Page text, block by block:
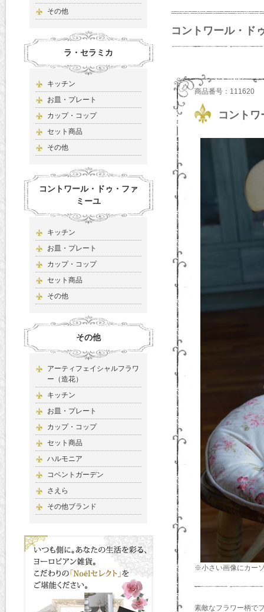
その他
ラ・セラミカ
キッチン
お皿・プレート
カップ・コップ
セット商品
その他
コントワール・ドゥ・ファ
ミーユ
キッチン
お皿・プレート
カップ・コップ
セット商品
その他
その他
アーティフェイシャルフラワ
ー（造花）
キッチン
お皿・プレート
カップ・コップ
セット商品
ハルモニア
コベントガーデン
さえら
その他ブランド
コントワール・
商品番号：111620
コント
※小さい画像にカー
素敵なフラワー柄で